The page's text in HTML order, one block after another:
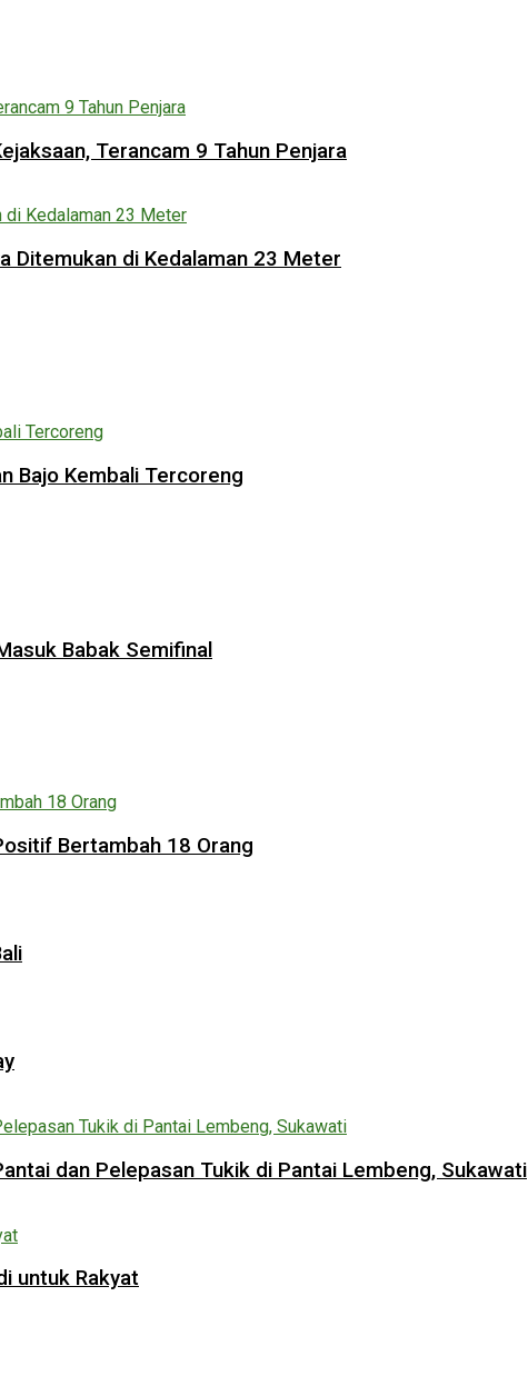
Terancam 9 Tahun Penjara
Ditemukan di Kedalaman 23 Meter
Bajo Kembali Tercoreng
Babak Semifinal
Bertambah 18 Orang
dan Pelepasan Tukik di Pantai Lembeng, Sukawati
untuk Rakyat